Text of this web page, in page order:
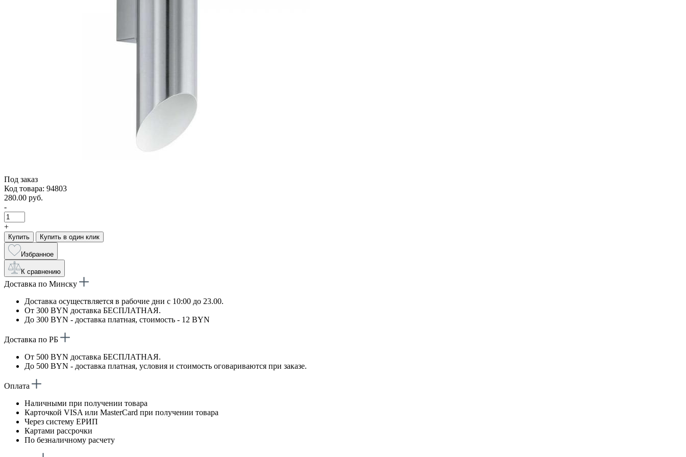
Под заказ
Код товара: 94803
280.00 руб.
-
+
Купить Купить в один клик
Избранное
К сравнению
Доставка по Минску
Доставка осуществляется в рабочие дни с 10:00 до 23.00.
От 300 BYN доставка БЕСПЛАТНАЯ.
До 300 BYN - доставка платная, стоимость - 12 BYN
Доставка по РБ
От 500 BYN доставка БЕСПЛАТНАЯ.
До 500 BYN - доставка платная, условия и стоимость оговариваются при заказе.
Оплата
Наличными при получении товара
Карточкой VISA или MasterCard при получении товара
Через систему ЕРИП
Картами рассрочки
По безналичному расчету